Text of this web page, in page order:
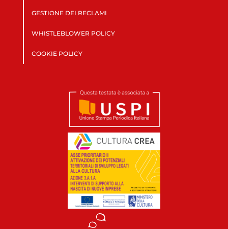
GESTIONE DEI RECLAMI
WHISTLEBLOWER POLICY
COOKIE POLICY